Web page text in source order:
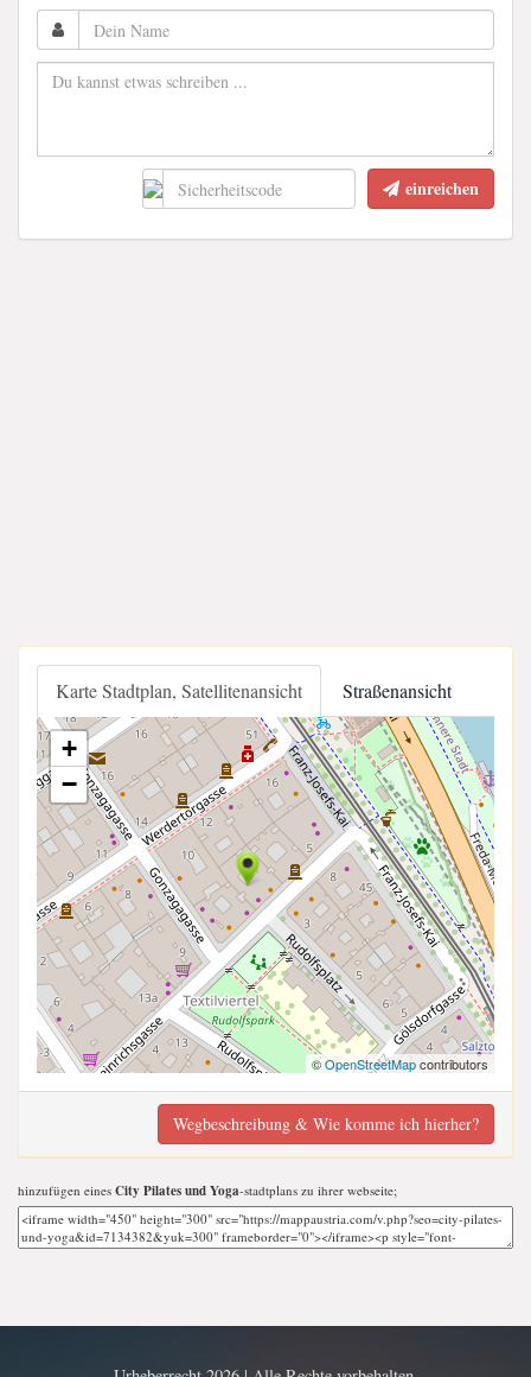
einreichen
Karte Stadtplan, Satellitenansicht Straßenansicht
+
−
©OpenStreetMapcontributors
Wegbeschreibung & Wie komme ich hierher?
hinzufügen eines City Pilates und Yoga-stadtplans zu ihrer webseite;